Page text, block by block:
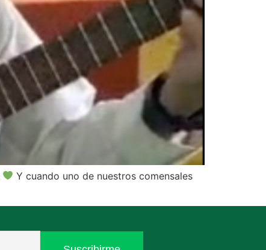
Y cuando uno de nuestros comensales